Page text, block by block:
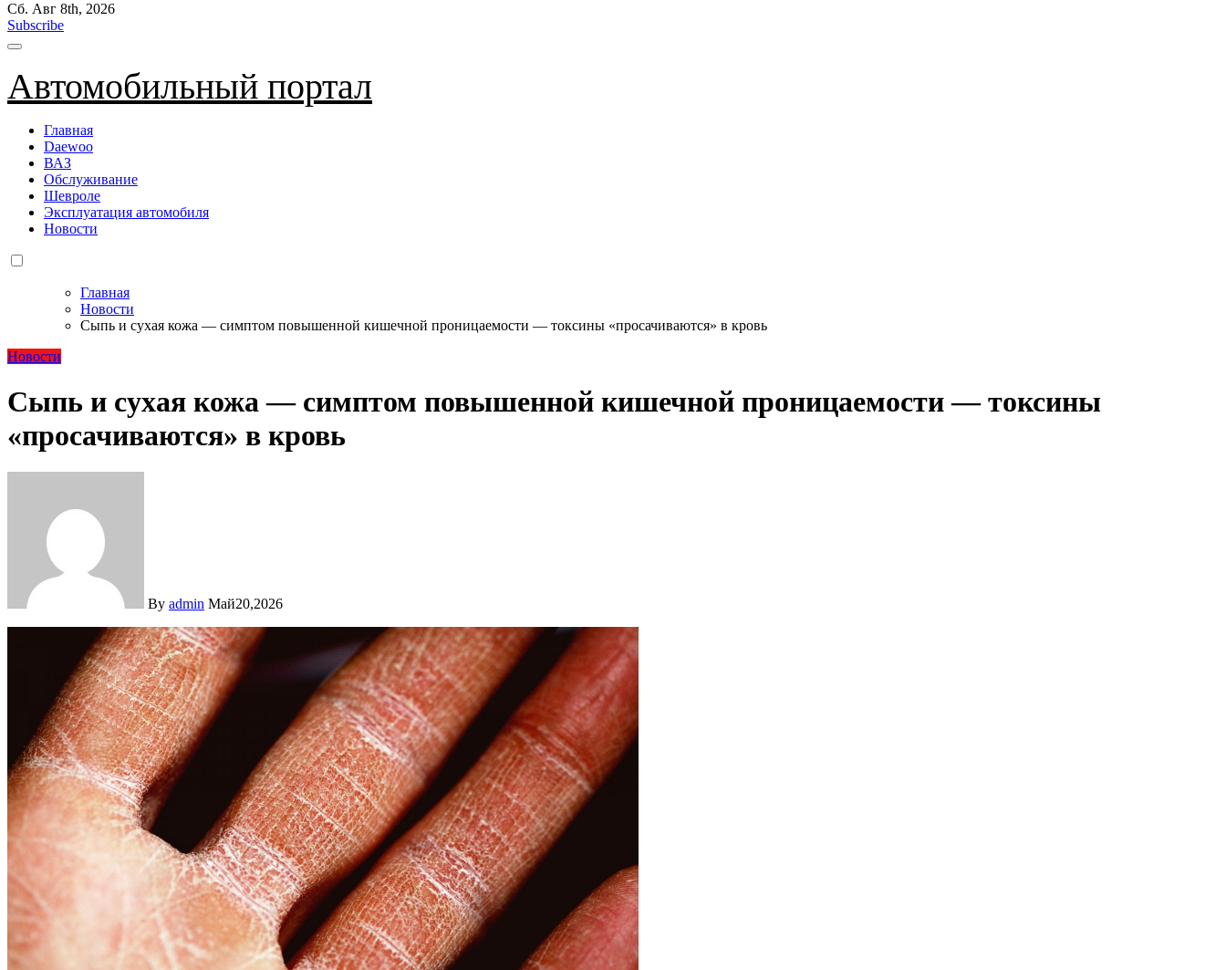
Сб. Авг 8th, 2026
Subscribe
Автомобильный портал
Главная
Daewoo
ВАЗ
Обслуживание
Шевроле
Эксплуатация автомобиля
Новости
Главная
Новости
Сыпь и сухая кожа — симптом повышенной кишечной проницаемости — токсины «просачиваются» в кровь
Новости
Сыпь и сухая кожа — симптом повышенной кишечной проницаемости — токсины
«просачиваются» в кровь
By admin Май20,2026